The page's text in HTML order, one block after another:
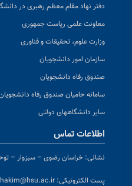
دفتر نهاد مقام معظم رهبری در
معاونت علمی ریاست جمهوری
وزارت علوم، تحقیقات و فناوری
سازمان امور دانشجویان
صندوق رفاه دانشجویان
سامانه حامیان صندوق رفاه
سایر دانشگاههای دولتی
اطلاعات تماس
نشانی: خراسان رضوی – سبزوار –
پست الکترونیکی: hakim@hsu.ac.ir